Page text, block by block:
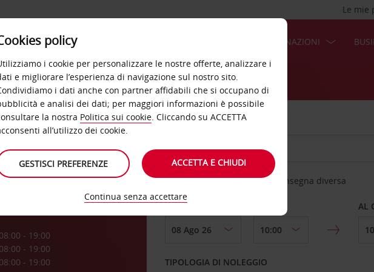
Le mie
OFFERTE DESTINAZIONI
08:00 - 19:00
08:00 - 19:00
08:00 - 19:00
Scegli una località di riconsegna diversa
DAL GIORNO AL
TIPOLOGIA DI NOLEGGIO
policy
i cookie per personalizzare le nostre offerte, analizzare i
e migliorare l’esperienza di navigazione sul nostro sito.
i dati anche con partner affidabili che si occupano di
e analisi dei dati; per maggiori informazioni è possibile
la nostra Politica sui cookie. Cliccando su ACCETTA
all’utilizzo dei cookie.
GESTISCI PREFERENZE ACCETTA E CHIUDI
Continua senza accettare